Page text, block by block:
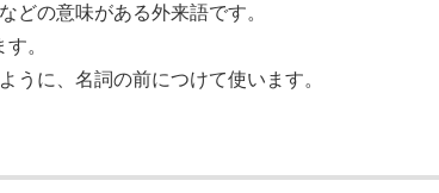
どの意味がある外来語です。
。
うに、名詞の前につけて使います。